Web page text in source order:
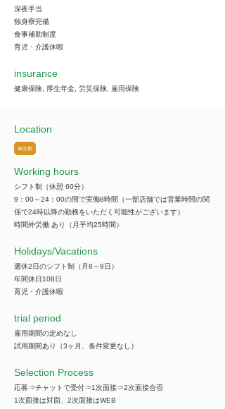
深夜手当
独身寮完備
食事補助制度
育児・介護休暇
insurance
健康保険, 厚生年金, 労災保険, 雇用保険
Location
東京都
Working hours
シフト制（休憩 60分）
9：00～24：00の間で実働8時間（一部店舗では営業時間の関
係で24時以降の勤務をいただく可能性がございます）
時間外労働 あり（月平均25時間）
​Holidays/Vacations
週休2日のシフト制（月8～9日）
年間休日108日
育児・介護休暇
trial period
雇用期間の定めなし
試用期間あり（3ヶ月、条件変更なし）
Selection Process
応募⇒チャットで受付⇒1次面接⇒2次面接合否
1次面接は対面、2次面接はWEB